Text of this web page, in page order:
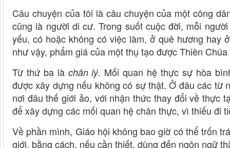
Câu chuyện của tôi là câu chuyện của một công
cũng là người di cư. Trong suốt cuộc đời, mỗi
yếu, có hoặc không có việc làm, ở quê hương hay
như vậy, phẩm giá của một thụ tạo được Thiên
Từ thứ ba là chân lý. Mối quan hệ thực sự hòa
được xây dựng nếu không có sự thật. Ở đâu các từ
nơi đâu thế giới ảo, với nhận thức thay đổi về thực
để xây dựng các mối quan hệ chân thực, vì thiếu đi
Về phần mình, Giáo hội không bao giờ có thể trốn
giới, bằng cách, nếu cần thiết, dùng đến ngôn ngữ